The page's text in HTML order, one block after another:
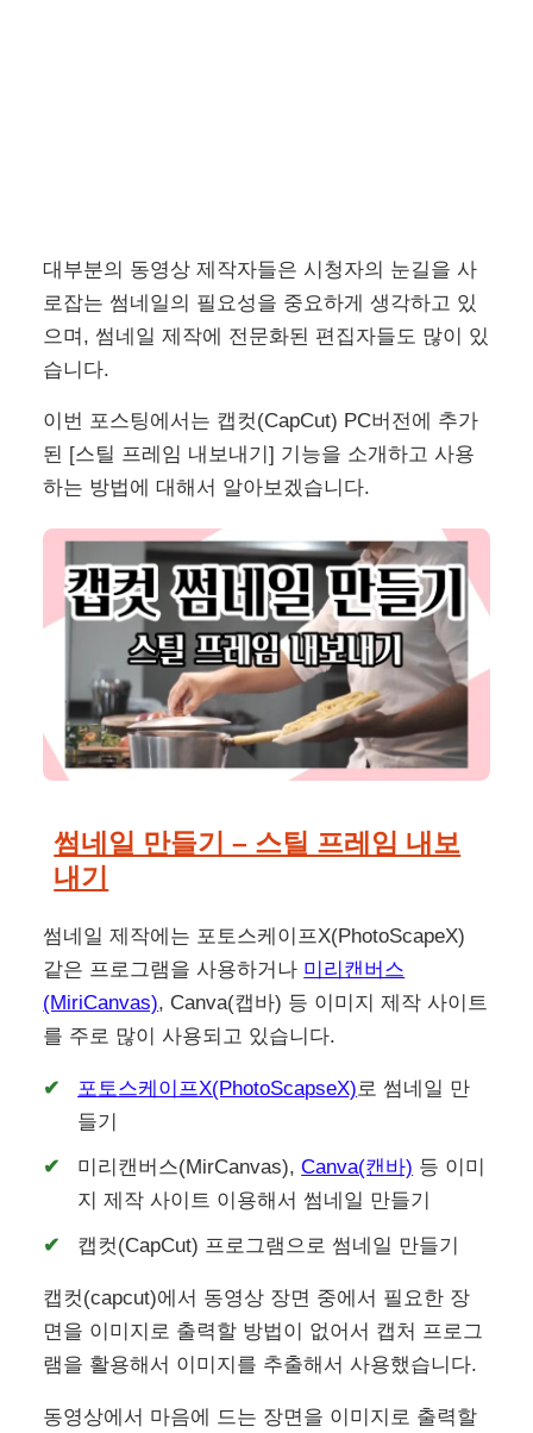
대부분의 동영상 제작자들은 시청자의 눈길을 사
로잡는 썸네일의 필요성을 중요하게 생각하고 있
으며, 썸네일 제작에 전문화된 편집자들도 많이 있
습니다.
이번 포스팅에서는 캡컷(CapCut) PC버전에 추가
된 [스틸 프레임 내보내기] 기능을 소개하고 사용
하는 방법에 대해서 알아보겠습니다.
썸네일 만들기 – 스틸 프레임 내보
내기
썸네일 제작에는 포토스케이프X(PhotoScapeX)
같은 프로그램을 사용하거나 미리캔버스
(MiriCanvas), Canva(캡바) 등 이미지 제작 사이트
를 주로 많이 사용되고 있습니다.
포토스케이프X(PhotoScapseX) 로 썸네일 만
들기
미리캔버스(MirCanvas),Canva(캔바) 등 이미
지 제작 사이트 이용해서 썸네일 만들기
캡컷(CapCut) 프로그램으로 썸네일 만들기
캡컷(capcut)에서 동영상 장면 중에서 필요한 장
면을 이미지로 출력할 방법이 없어서 캡처 프로그
램을 활용해서 이미지를 추출해서 사용했습니다.
동영상에서 마음에 드는 장면을 이미지로 출력할